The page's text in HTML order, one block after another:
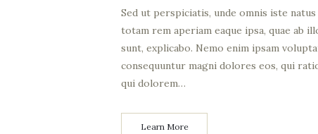
Sed ut perspiciatis, unde omnis iste
totam rem aperiam eaque ipsa, quae ab
sunt, explicabo. Nemo enim ipsam
consequuntur magni dolores eos, qui
qui dolorem…
Learn More